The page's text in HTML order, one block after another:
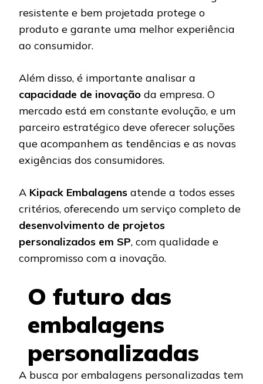
resistente e bem projetada protege o
produto e garante uma melhor experiência
ao consumidor.
Além disso, é importante analisar a
capacidade de inovação da empresa. O
mercado está em constante evolução, e um
parceiro estratégico deve oferecer soluções
que acompanhem as tendências e as novas
exigências dos consumidores.
A Kipack Embalagens atende a todos esses
critérios, oferecendo um serviço completo de
desenvolvimento de projetos
personalizados em SP, com qualidade e
compromisso com a inovação.
O futuro das
embalagens
personalizadas
A busca por embalagens personalizadas tem